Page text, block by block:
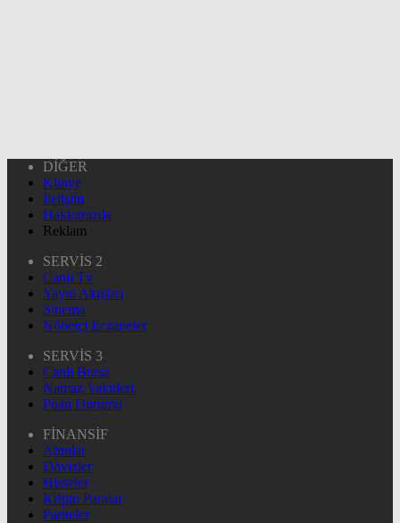
DİĞER
Künye
İletişim
Hakkımızda
Reklam
SERVİS 2
Canlı Tv
Yayın Akışları
Sinema
Nöbetçi Eczaneler
SERVİS 3
Canlı Borsa
Namaz Vakitleri
Puan Durumu
FİNANSİF
Altınlar
Dövizler
Hisseler
Kripto Paralar
Pariteler